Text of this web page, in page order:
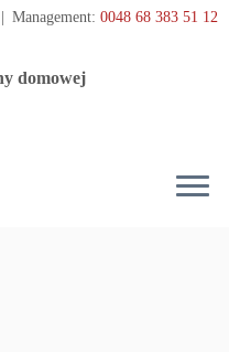
Management: 0048 68 383 51 12